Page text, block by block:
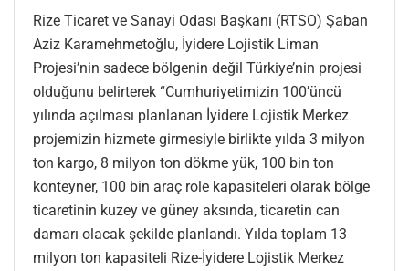
Rize Ticaret ve Sanayi Odası Başkanı (RTSO) Şaban
Aziz Karamehmetoğlu, İyidere Lojistik Liman
Projesi’nin sadece bölgenin değil Türkiye’nin projesi
olduğunu belirterek “Cumhuriyetimizin 100’üncü
yılında açılması planlanan İyidere Lojistik Merkez
projemizin hizmete girmesiyle birlikte yılda 3 milyon
ton kargo, 8 milyon ton dökme yük, 100 bin ton
konteyner, 100 bin araç role kapasiteleri olarak bölge
ticaretinin kuzey ve güney aksında, ticaretin can
damarı olacak şekilde planlandı. Yılda toplam 13
milyon ton kapasiteli Rize-İyidere Lojistik Merkez